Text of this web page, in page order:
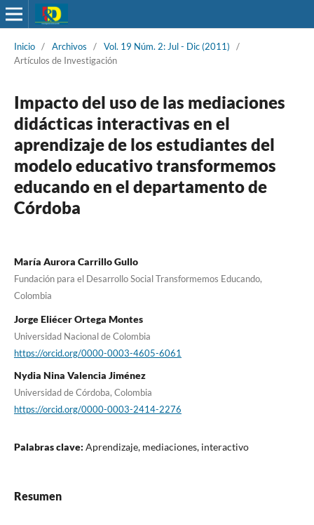
Inicio / Archivos / Vol. 19 Núm. 2: Jul - Dic (2011)
/
Artículos de Investigación
Impacto del uso de las mediaciones
didácticas interactivas en el
aprendizaje de los estudiantes del
modelo educativo transformemos
educando en el departamento de
Córdoba
María Aurora Carrillo Gullo
Fundación para el Desarrollo Social Transformemos Educando,
Colombia
Jorge Eliécer Ortega Montes
Universidad Nacional de Colombia
https://orcid.org/0000-0003-4605-6061
Nydia Nina Valencia Jiménez
Universidad de Córdoba, Colombia
https://orcid.org/0000-0003-2414-2276
Palabras clave: Aprendizaje, mediaciones, interactivo
Resumen